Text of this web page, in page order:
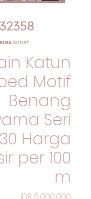
Katun
Motif
Benang
Seri
30 Harga
per 100
m